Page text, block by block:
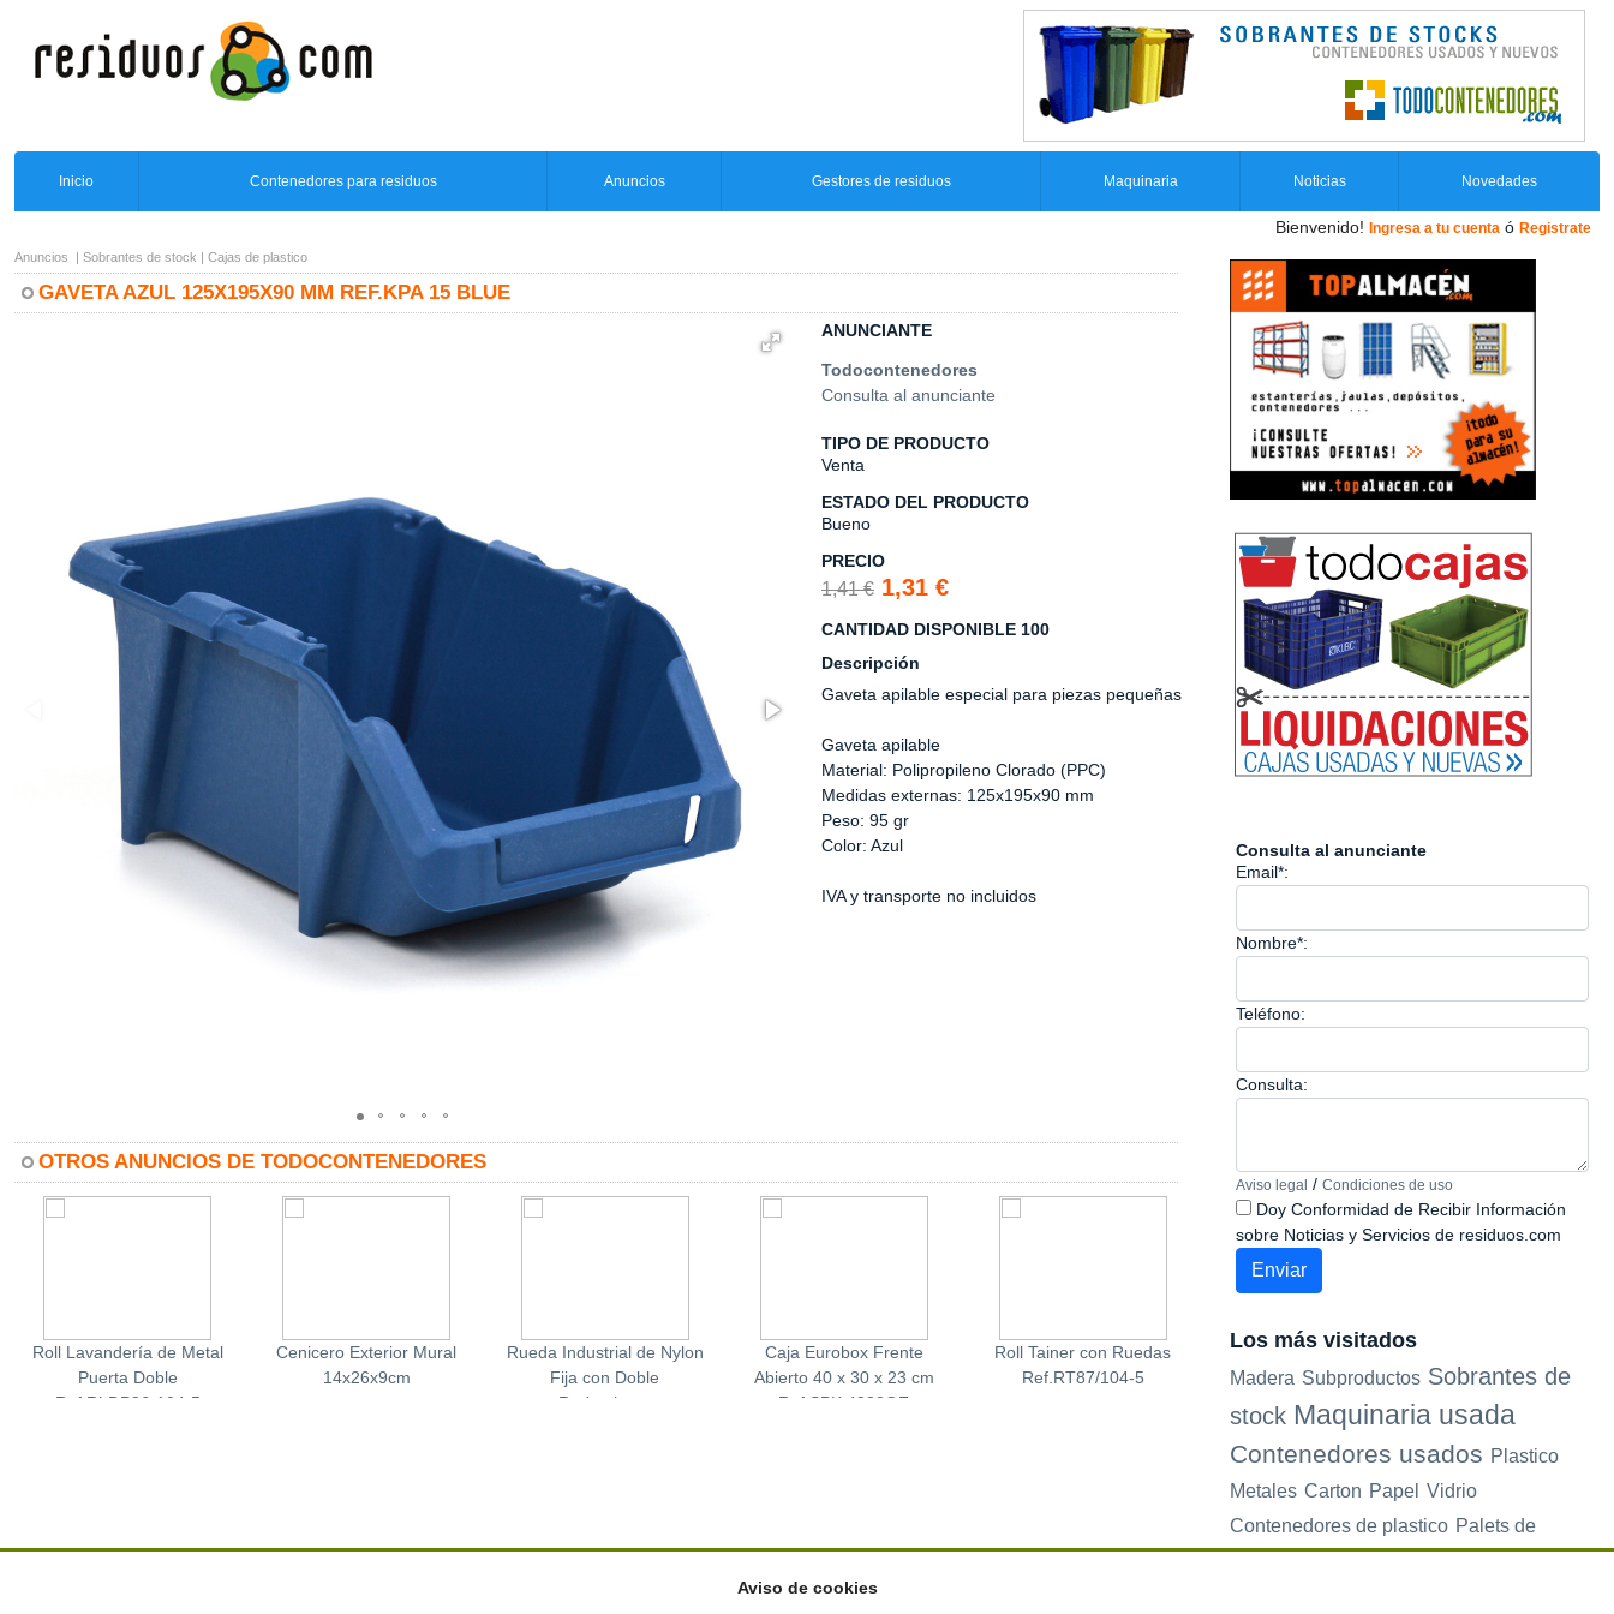
Inicio Contenedores para residuos Anuncios Gestores de residuos Maquinaria Noticias Novedades
Bienvenido! Ingresa a tu cuenta ó Registrate
Anuncios | Sobrantes de stock | Cajas de plastico
GAVETA AZUL 125X195X90 MM REF.KPA 15 BLUE
ANUNCIANTE
Todocontenedores
Consulta al anunciante
TIPO DE PRODUCTO
Venta
ESTADO DEL PRODUCTO
Bueno
PRECIO
1,41 € 1,31 €
CANTIDAD DISPONIBLE 100
Descripción
Gaveta apilable especial para piezas pequeñas
Gaveta apilable
Material: Polipropileno Clorado (PPC)
Medidas externas: 125x195x90 mm
Peso: 95 gr
Color: Azul
IVA y transporte no incluidos
OTROS ANUNCIOS DE TODOCONTENEDORES
Roll Lavandería de Metal
Puerta Doble
Ref.RLDP86-104-5
Cenicero Exterior Mural
14x26x9cm
Rueda Industrial de Nylon
Fija con Doble
Rodamiento
Caja Eurobox Frente
Abierto 40 x 30 x 23 cm
Ref.SPK 4322OF
Roll Tainer con Ruedas
Ref.RT87/104-5
Roll Lavandería de Metal
Puerta Doble
Ref.RLDP86-104-5
14x26x9cm
Consulta al anunciante
Email*:
Nombre*:
Teléfono:
Consulta:
Aviso legal / Condiciones de uso
Doy Conformidad de Recibir Información
sobre Noticias y Servicios de residuos.com
Los más visitados
Madera Subproductos Sobrantes de
stock Maquinaria usada
Contenedores usados Plastico
Metales Carton Papel Vidrio
Contenedores de plastico Palets de
Aviso de cookies